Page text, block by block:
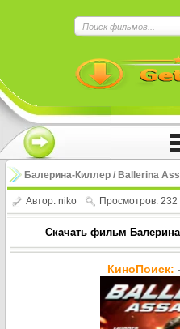
Балерина-Киллер / Ballerina
(2025)
Автор: niko Просмотров: 232
Скачать фильм
КиноПоиск:
Нажмите на
!!!Если Вы с
троеточие в правом